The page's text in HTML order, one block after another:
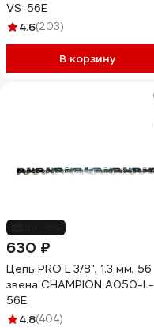
VS-56E
4.6(203)
В корзину
630 ₽
Цепь PRO L 3/8", 1.3 мм, 56
звена CHAMPION A050-L-
56E
4.8(404)